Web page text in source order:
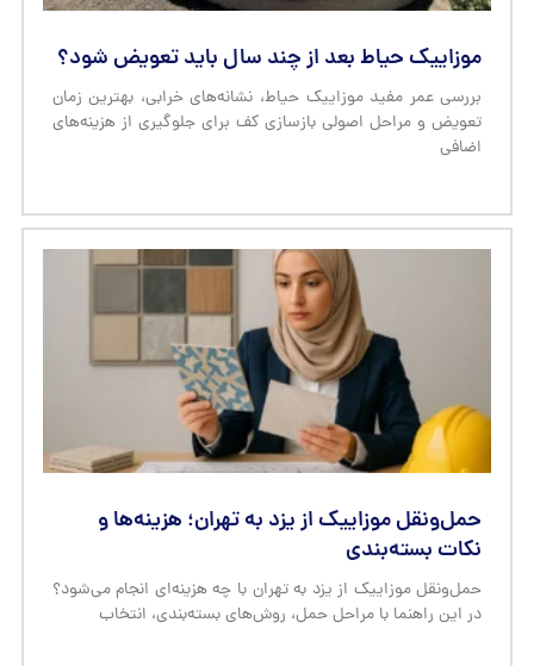
موزاییک حیاط بعد از چند سال باید تعویض شود؟
بررسی عمر مفید موزاییک حیاط، نشانه‌های خرابی، بهترین زمان
تعویض و مراحل اصولی بازسازی کف برای جلوگیری از هزینه‌های
اضافی
حمل‌ونقل موزاییک از یزد به تهران؛ هزینه‌ها و
نکات بسته‌بندی
حمل‌ونقل موزاییک از یزد به تهران با چه هزینه‌ای انجام می‌شود؟
در این راهنما با مراحل حمل، روش‌های بسته‌بندی، انتخاب